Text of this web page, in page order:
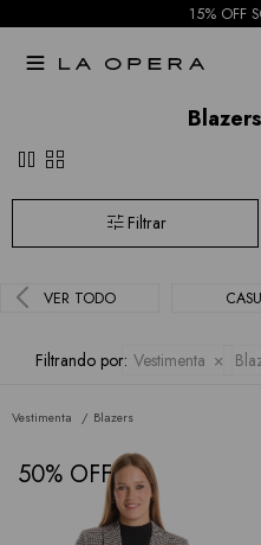
15% OFF

pause grid_view
VER TODO
Filtrando por: Vestimenta
Vestimenta Blazers
50
las
marcas